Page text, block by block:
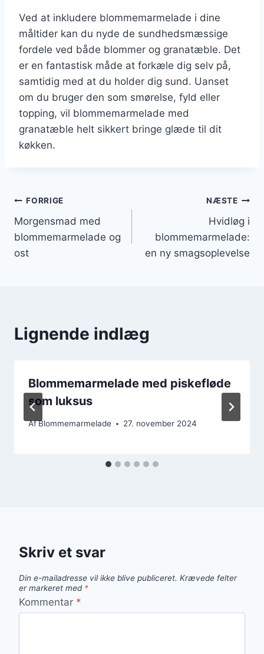
Ved at inkludere blommemarmelade i dine
måltider kan du nyde de sundhedsmæssige
fordele ved både blommer og granatæble. Det
er en fantastisk måde at forkæle dig selv på,
samtidig med at du holder dig sund. Uanset
om du bruger den som smørelse, fyld eller
topping, vil blommemarmelade med
granatæble helt sikkert bringe glæde til dit
køkken.
Indlægsnavigation
FORRIGE
Morgensmad med
blommemarmelade og
ost
NÆSTE
Hvidløg i
blommemarmelade:
en ny smagsoplevelse
Lignende indlæg
Blommemarmelade med piskefløde
som luksus
AfBlommemarmelade 27. november 2024
Skriv et svar
Din e-mailadresse vil ikke blive publiceret. Krævede felter
er markeret med *
Kommentar *